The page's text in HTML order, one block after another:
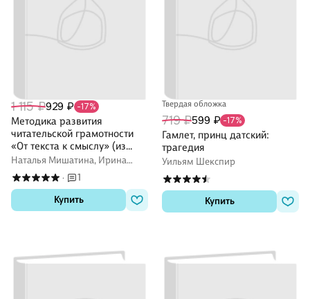
1 115 ₽929 ₽ -17%
Методика развития
читательской грамотности
«От текста к смыслу» (из
опыта работы): учебно-
методическое пособие
Наталья Мишатина, Ирина
Муштавинская
·
1
Купить
Твердая обложка
719 ₽599 ₽ -17%
Гамлет, принц датский:
трагедия
Уильям Шекспир
Купить